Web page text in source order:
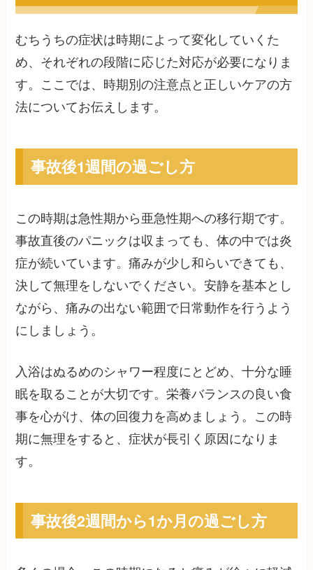
むちうちの症状は時期によって変化していくた
め、それぞれの段階に応じた対応が必要になりま
す。ここでは、時期別の注意点と正しいケアの方
法についてお伝えします。
事故後1週間の過ごし方
この時期は急性期から亜急性期への移行期です。
事故直後のパニックは収まっても、体の中では炎
症が続いています。痛みが少し和らいできても、
決して無理をしないでください。安静を基本とし
ながら、痛みの出ない範囲で日常動作を行うよう
にしましょう。
入浴はぬるめのシャワー程度にとどめ、十分な睡
眠を取ることが大切です。栄養バランスの良い食
事を心がけ、体の回復力を高めましょう。この時
期に無理をすると、症状が長引く原因になりま
す。
事故後2週間から1か月の過ごし方